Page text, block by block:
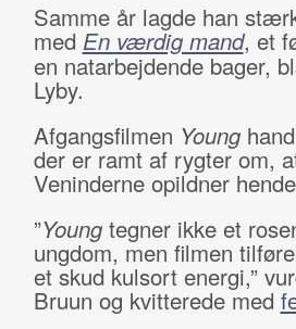
Samme år lagde han
med En værdig mand, et
en natarbejdende bager,
Lyby.
Afgangsfilmen Young
der er ramt af rygter om,
Veninderne opildner
”Youngtegner ikke et
ungdom, men filmen
et skud kulsort energi,”
Bruun og kvitterede med